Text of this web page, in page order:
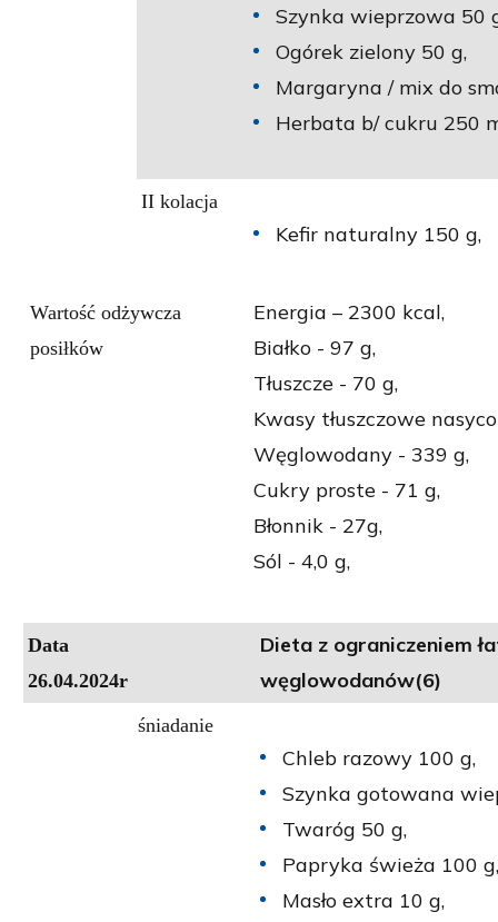
Szynka wieprzowa 50
Ogórek zielony 50 g,
Margaryna / mix do
Herbata b/ cukru 250
II kolacja
Kefir naturalny 150 g,
Wartość odżywcza
posiłków
Energia – 2300 kcal,
Białko - 97 g,
Tłuszcze - 70 g,
Kwasy tłuszczowe
Węglowodany - 339 g,
Cukry proste - 71 g,
Błonnik - 27g,
Sól - 4,0 g,
Data
26.04.2024r
Dieta z ograniczeniem
węglowodanów(6)
śniadanie
Chleb razowy 100 g,
Szynka gotowana
Twaróg 50 g,
Papryka świeża 100 g,
Masło extra 10 g,